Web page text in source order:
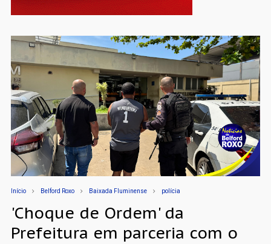
Início Belford Roxo Baixada Fluminense polícia
'Choque de Ordem' da
Prefeitura em parceria com o